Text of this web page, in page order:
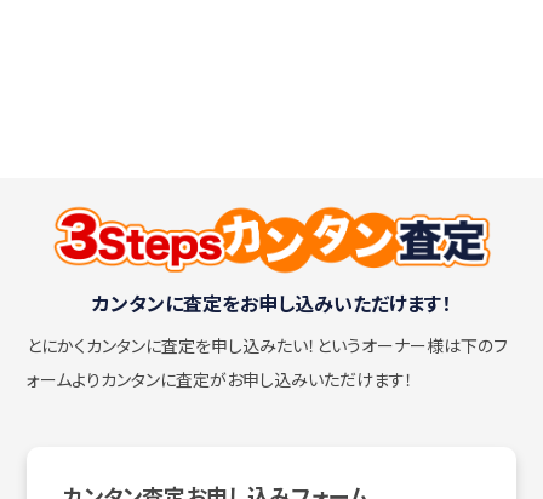
カンタンに査定をお申し込みいただけます！
とにかくカンタンに査定を申し込みたい！ というオーナー様は下のフ
ォームよりカンタンに査定がお申し込みいただけます！